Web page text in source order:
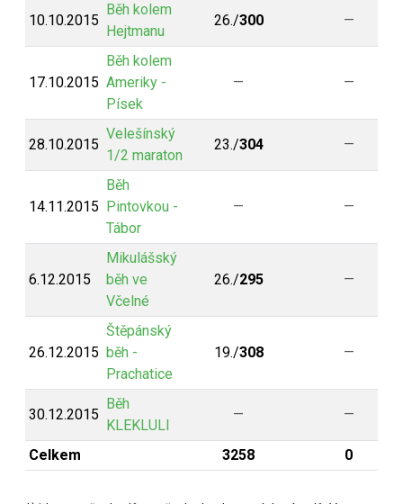
10.10.2015
Běh kolem
Hejtmanu
26./300 —
17.10.2015
Běh kolem
Ameriky -
Písek
— —
28.10.2015
Velešínský
1/2 maraton
23./304 —
14.11.2015
Běh
Pintovkou -
Tábor
— —
6.12.2015
Mikulášský
běh ve
Včelné
26./295 —
26.12.2015
Štěpánský
běh -
Prachatice
19./308 —
30.12.2015
Běh
KLEKLULI
— —
Celkem 3258 0